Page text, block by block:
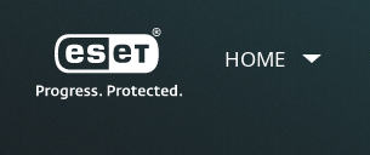
HOME